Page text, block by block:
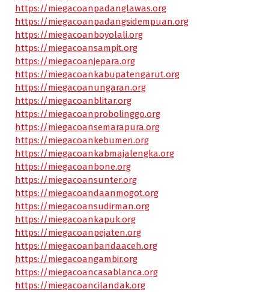
https://miegacoanpadanglawas.org
https://miegacoanpadangsidempuan.org
https://miegacoanboyolali.org
https://miegacoansampit.org
https://miegacoanjepara.org
https://miegacoankabupatengarut.org
https://miegacoanungaran.org
https://miegacoanblitar.org
https://miegacoanprobolinggo.org
https://miegacoansemarapura.org
https://miegacoankebumen.org
https://miegacoankabmajalengka.org
https://miegacoanbone.org
https://miegacoansunter.org
https://miegacoandaanmogot.org
https://miegacoansudirman.org
https://miegacoankapuk.org
https://miegacoanpejaten.org
https://miegacoanbandaaceh.org
https://miegacoangambir.org
https://miegacoancasablanca.org
https://miegacoancilandak.org